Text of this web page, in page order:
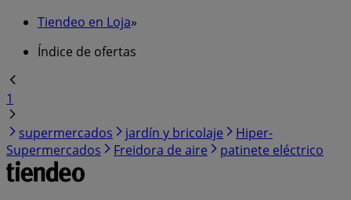
Tiendeo en Loja»
Índice de ofertas
1
supermercados
jardín y bricolaje
Hiper-
Supermercados
Freidora de aire patinete eléctrico